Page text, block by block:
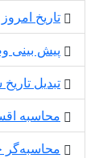
تاریخ امروز
پیش بینی
تبديل
محاسبه
محاسبه‌گر